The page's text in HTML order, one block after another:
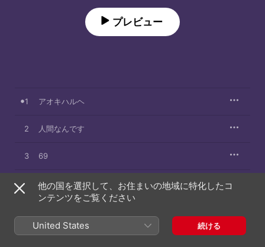
プレビュー
1 アオキハルヘ
2 人間なんです
3 69
4
繭
樋口侑希
2017年9月6日
他の国を選択して、お住まいの地域に特化したコ
ンテンツをご覧ください
United States 続ける